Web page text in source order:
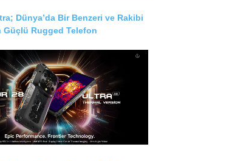
Dünya’da Bir Benzeri ve Rakibi
Güçlü Rugged Telefon